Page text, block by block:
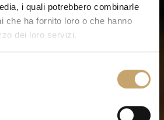
i quali potrebbero combinarle
che ha fornito loro o che hanno
dei loro servizi.